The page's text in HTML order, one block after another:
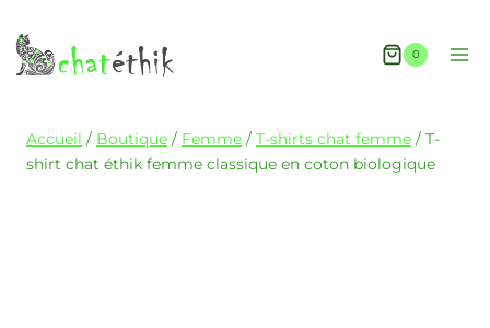
0
Accueil / Boutique / Femme / T-shirts chat femme / T-
shirt chat éthik femme classique en coton biologique